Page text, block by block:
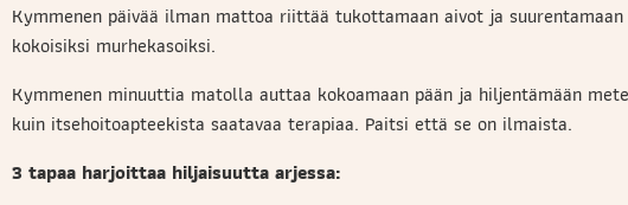
Kymmenen päivää ilman mattoa riittää tukottamaan aivot ja
kokoisiksi murhekasoiksi.
Kymmenen minuuttia matolla auttaa kokoamaan pään ja hiljentämään
kuin itsehoitoapteekista saatavaa terapiaa. Paitsi että se on ilmaista.
3 tapaa harjoittaa hiljaisuutta arjessa: